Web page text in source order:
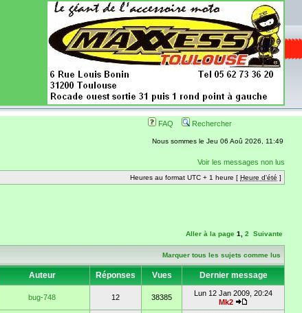
FAQ Rechercher
Nous sommes le Jeu 06 Aoû 2026, 11:49
Voir les messages non lus
Heures au format UTC + 1 heure [ Heure d'été ]
Aller à la page 1 2 Suivante
Marquer tous les sujets comme lus
Auteur Réponses Vues Dernier message
bug-748 12 38385
Lun 12 Jan 2009, 20:24
Mk2